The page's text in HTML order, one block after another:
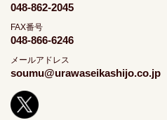
048-862-2045
FAX番号
048-866-6246
メールアドレス
soumu@urawaseikashijo.co.jp